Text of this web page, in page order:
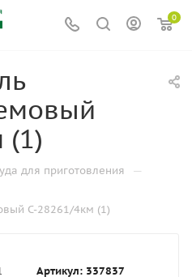
0
(1)
для приготовления —
С-28261/4км (1)
Артикул: 337837